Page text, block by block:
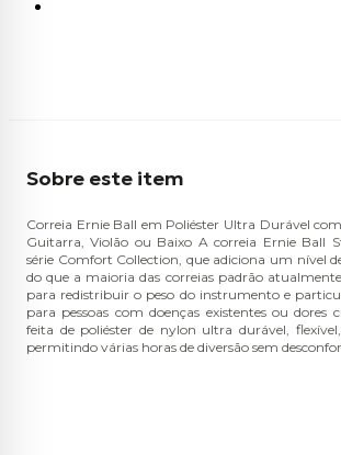
Sobre este item
Correia Ernie Ball em Poliéster Ultra Durável
Guitarra, Violão ou Baixo A correia Ernie Ball
série Comfort Collection, que adiciona um nível
do que a maioria das correias padrão
para redistribuir o peso do instrumento e
para pessoas com doenças existentes ou dores
feita de poliéster de nylon ultra durável, flexível,
permitindo várias horas de diversão sem